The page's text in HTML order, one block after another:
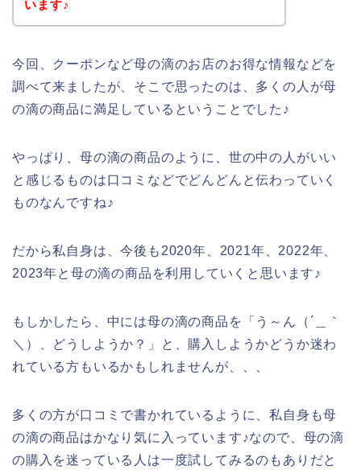
います♪
今回、クーポンなど母の滴のお店のお得な情報などを
調べて来ましたが、そこで思ったのは、多くの人が母
の滴の商品に満足しているということでした♪
やっぱり、母の滴の商品のように、世の中の人がいい
と感じるものは口コミなどでどんどんと伝わっていく
ものなんですね♪
だから私自身は、今後も2020年、2021年、2022年、
2023年と母の滴の商品を利用していくと思います♪
もしかしたら、中には母の滴の商品を「う～ん（´＿｀
＼）、どうしようか？」と、購入しようかどうか迷わ
れている方もいるかもしれませんが、、、
多くの方が口コミで書かれているように、私自身も母
の滴の商品はかなり気に入っています♪なので、母の滴
の購入を迷っている人は一度試してみるのもありだと